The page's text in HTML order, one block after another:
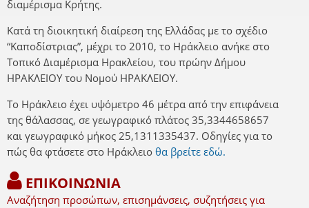
διαμέρισμα Κρήτης.
Κατά τη διοικητική διαίρεση της Ελλάδας με το σχέδιο
“Καποδίστριας”, μέχρι το 2010, το Ηράκλειο ανήκε στο
Τοπικό Διαμέρισμα Ηρακλείου, του πρώην Δήμου
ΗΡΑΚΛΕΙΟΥ του Νομού ΗΡΑΚΛΕΙΟΥ.
Το Ηράκλειο έχει υψόμετρο 46 μέτρα από την επιφάνεια
της θάλασσας, σε γεωγραφικό πλάτος 35,3344658657
και γεωγραφικό μήκος 25,1311335437. Οδηγίες για το
πώς θα φτάσετε στο Ηράκλειο θα βρείτε εδώ.
ΕΠΙΚΟΙΝΩΝΙΑ
Αναζήτηση προσώπων, επισημάνσεις, συζητήσεις για